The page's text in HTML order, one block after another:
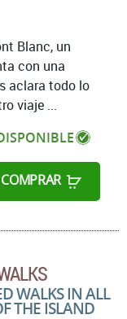
COMPRAR
Blanc, un
con una
aclara todo lo
viaje ...
WALKS IN ALL
THE ISLAND